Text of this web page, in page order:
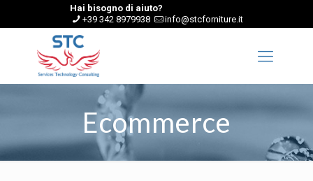
Hai bisogno di aiuto?
+39 342 8979938
info@stcforniture.it
Ecommerce